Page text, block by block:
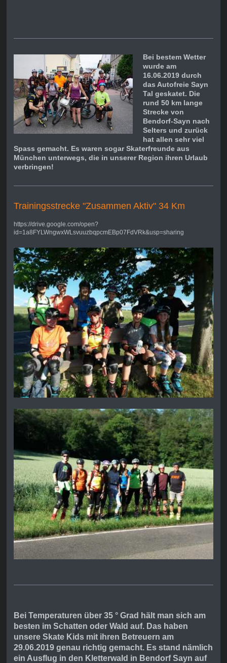
Bei bestem Wetter
wurde am
16.06.2019 durch
das Autofreie Sayn
Tal geskatet. Die
rund 50 km lange
Strecke von
Bendorf-Sayn nach
Selters und zurück
hat allen sehr viel
Spass gemacht. Es waren sogar Skaterfreunde aus
München unterwegs, die in unserer Region ihren Urlaub
verbringen!
Trainingsstrecke "Zusammen Aktiv" 34 Km
https://drive.google.com/open?
id=1a8FYLWngwxWLsvuuzbqpcmEBp07FdVRk&usp=sharing
Bei Temperaturen über 35 ° Grad hält man sich am
besten im Schatten oder Wald auf. Das haben
unsere Skate Kids mit ihren Betreuern am
29.06.2019 genau richtig gemacht. Es stand nämlich
ein Ausflug in den Kletterwald in Bendorf Sayn auf